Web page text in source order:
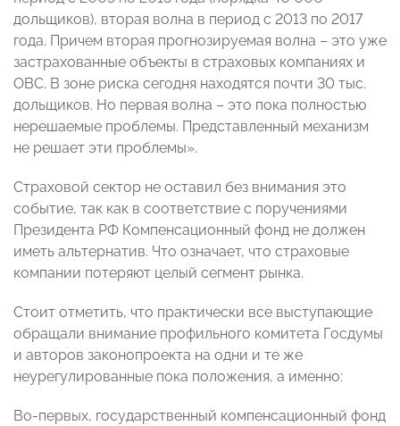
дольщиков), вторая волна в период с 2013 по 2017
года. Причем вторая прогнозируемая волна – это уже
застрахованные объекты в страховых компаниях и
ОВС. В зоне риска сегодня находятся почти 30 тыс.
дольщиков. Но первая волна – это пока полностью
нерешаемые проблемы. Представленный механизм
не решает эти проблемы».
Страховой сектор не оставил без внимания это
событие, так как в соответствие с поручениями
Президента РФ Компенсационный фонд не должен
иметь альтернатив. Что означает, что страховые
компании потеряют целый сегмент рынка.
Стоит отметить, что практически все выступающие
обращали внимание профильного комитета Госдумы
и авторов законопроекта на одни и те же
неурегулированные пока положения, а именно:
Во-первых, государственный компенсационный фонд